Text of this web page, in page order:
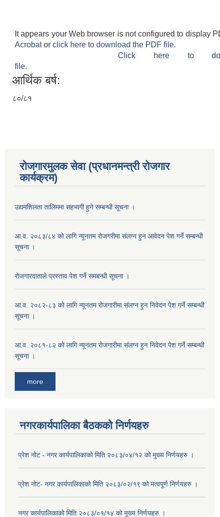
It appears your Web browser is not configured to display
Acrobator click here to download the PDF file.
Click here to
file.
आर्थिक बर्ष:
८०/८१
रोजगारमुलक सेवा (प्रधानमन्त्री रोजगार
कार्यक्रम)
उद्यमशिलता तालिममा सहभागी हुने सम्बन्धी सूचना ।
आ.व. २०८३/८४ को लागि न्यूनतम रोजगरीमा संलग्न हुन आवेदन पेश गर्ने सम्बन्धी
सूचना ।
रोजगारदाताले प्रस्ताव पेश गर्ने समबन्धी सूचना ।
आ.व. २०८२-८३ को लागि न्यूनतम रोजगारीमा संलग्न हुन निवेदन पेश गर्ने सम्बन्धी
सूचना ।
आ.व. २०८१-८२ को लागि न्यूनतम रोजगारीमा संलग्न हुन निवेदन पेश गर्ने सम्बन्धी
सूचना ।
more
नगरकार्यपालिका बैठकको निर्णयहरु
प्रेश नोट - नगर कार्यपालिकाको मिति २०८३/०४/१२ को मुख्य निर्णयहरु ।
प्रेश नोट- नगर कार्यपालिकाको मिति २०८३/०२/१९ को मत्वपूर्ण निर्णयहरु ।
नगर कार्यपालिकाको मिति २०८३/०१/१४ को मुख्य निर्णयहरु ।